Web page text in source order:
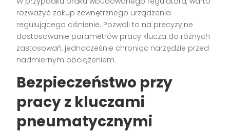
rozważyć zakup zewnętrznego urządzenia
regulującego ciśnienie. Pozwoli to na precyzyjne
dostosowanie parametrów pracy klucza do różnych
zastosowań, jednocześnie chroniąc narzędzie przed
nadmiernym obciążeniem.
Bezpieczeństwo przy
pracy z kluczami
pneumatycznymi